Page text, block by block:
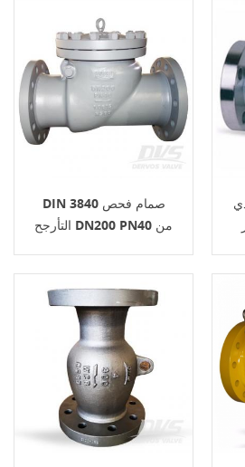
DIN 3840 صمام فحص
التأرجح DN200 PN40 من